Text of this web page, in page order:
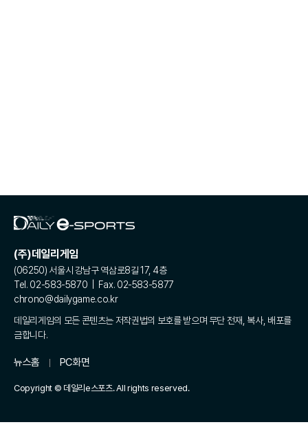
(주)데일리게임
(06250) 서울시 강남구 역삼로8길 17, 4층
Tel. 02-583-5870 | Fax. 02-583-5877
chrono@dailygame.co.kr
데일리게임의 모든 콘텐츠는 저작권법의 보호를 받으며 무단 전재, 복사, 배포를
금합니다.
뉴스홈 PC화면
Copyright © 데일리e스포츠. All rights reserved.